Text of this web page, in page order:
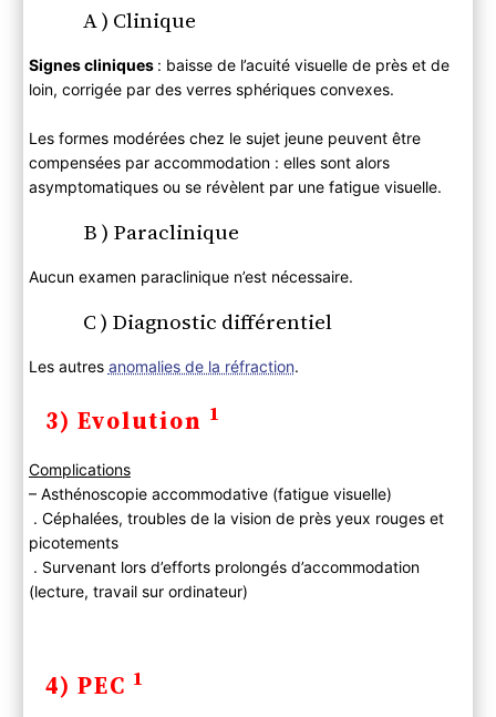
A ) Clinique
Signes cliniques : baisse de l’acuité visuelle de près et de
loin, corrigée par des verres sphériques convexes.
Les formes modérées chez le sujet jeune peuvent être
compensées par accommodation : elles sont alors
asymptomatiques ou se révèlent par une fatigue visuelle.
B ) Paraclinique
Aucun examen paraclinique n’est nécessaire.
C ) Diagnostic différentiel
Les autres anomalies de la réfraction.
3) Evolution 1
Complications
– Asthénoscopie accommodative (fatigue visuelle)
. Céphalées, troubles de la vision de près yeux rouges et
picotements
. Survenant lors d’efforts prolongés d’accommodation
(lecture, travail sur ordinateur)
4) PEC 1